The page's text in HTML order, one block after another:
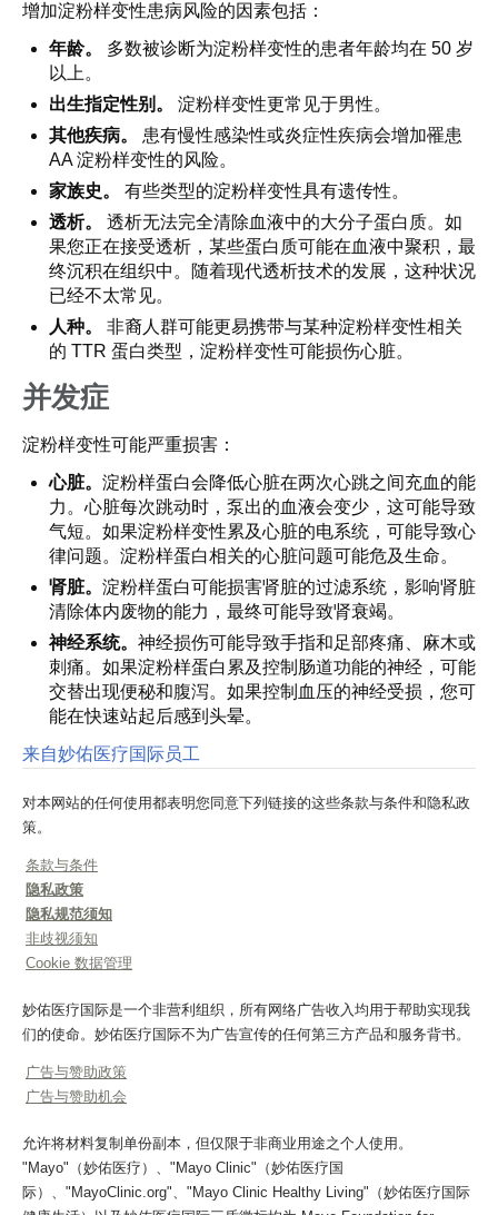
增加淀粉样变性患病风险的因素包括：
年龄。
多数被诊断为淀粉样变性的患者年龄均在 50 岁
以上。
出生指定性别。
淀粉样变性更常见于男性。
其他疾病。
患有慢性感染性或炎症性疾病会增加罹患
AA 淀粉样变性的风险。
家族史。
有些类型的淀粉样变性具有遗传性。
透析。
透析无法完全清除血液中的大分子蛋白质。如
果您正在接受透析，某些蛋白质可能在血液中聚积，最
终沉积在组织中。随着现代透析技术的发展，这种状况
已经不太常见。
人种。
非裔人群可能更易携带与某种淀粉样变性相关
的 TTR 蛋白类型，淀粉样变性可能损伤心脏。
并发症
淀粉样变性可能严重损害：
心脏。 淀粉样蛋白会降低心脏在两次心跳之间充血的能
力。心脏每次跳动时，泵出的血液会变少，这可能导致
气短。如果淀粉样变性累及心脏的电系统，可能导致心
律问题。淀粉样蛋白相关的心脏问题可能危及生命。
肾脏。 淀粉样蛋白可能损害肾脏的过滤系统，影响肾脏
清除体内废物的能力，最终可能导致肾衰竭。
神经系统。 神经损伤可能导致手指和足部疼痛、麻木或
刺痛。如果淀粉样蛋白累及控制肠道功能的神经，可能
交替出现便秘和腹泻。如果控制血压的神经受损，您可
能在快速站起后感到头晕。
来自妙佑医疗国际员工
对本网站的任何使用都表明您同意下列链接的这些条款与条件和隐私政
策。
条款与条件
隐私政策
隐私规范须知
非歧视须知
Cookie 数据管理
妙佑医疗国际是一个非营利组织，所有网络广告收入均用于帮助实现我
们的使命。妙佑医疗国际不为广告宣传的任何第三方产品和服务背书。
广告与赞助政策
广告与赞助机会
允许将材料复制单份副本，但仅限于非商业用途之个人使用。
"Mayo"（妙佑医疗）、"Mayo Clinic"（妙佑医疗国
际）、"MayoClinic.org"、"Mayo Clinic Healthy Living"（妙佑医疗国际